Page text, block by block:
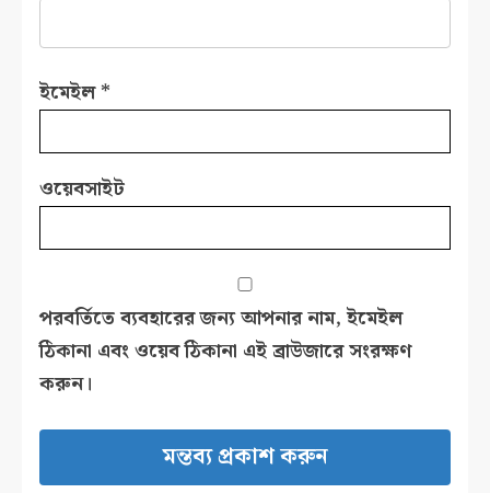
ইমেইল*
ওয়েবসাইট
পরবর্তিতে ব্যবহারের জন্য আপনার নাম, ইমেইল
ঠিকানা এবং ওয়েব ঠিকানা এই ব্রাউজারে সংরক্ষণ
করুন।